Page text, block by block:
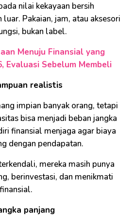
nilai kekayaan bersih
Pakaian, jam, atau aksesori
bukan label.
Menuju Finansial yang
Evaluasi Sebelum Membeli
realistis
impian banyak orang, tetapi
bisa menjadi beban jangka
finansial menjaga agar biaya
dengan pendapatan.
mereka masih punya
berinvestasi, dan menikmati
panjang